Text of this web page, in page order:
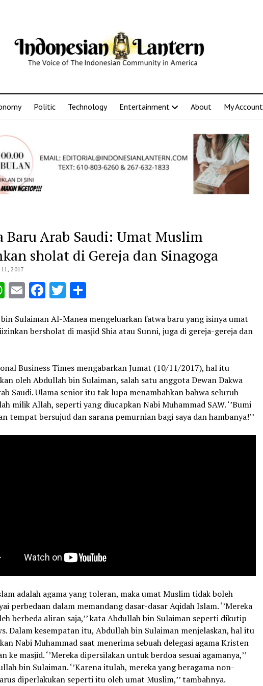
Politic Technology Entertainment About My Account
Baru Arab Saudi: Umat Muslim
sholat di Gereja dan Sinagoga
2017
WhatsApp
EmailFacebook
Twitter
Share
Sulaiman Al-Manea mengeluarkan fatwa baru yang isinya umat
bersholat di masjid Shia atau Sunni, juga di gereja-gereja dan
Business Times mengabarkan Jumat (10/11/2017), hal itu
oleh Abdullah bin Sulaiman, salah satu anggota Dewan Dakwa
Saudi. Ulama senior itu tak lupa menambahkan bahwa seluruh
milik Allah, seperti yang diucapkan Nabi Muhammad SAW. ‘’Bumi
tempat bersujud dan sarana pemurnian bagi saya dan hambanya!’’
adalah agama yang toleran, maka umat Muslim tidak boleh
perbedaan dalam memandang dasar-dasar Aqidah Islam. ‘’Mereka
berbeda aliran saja,’’ kata Abdullah bin Sulaiman seperti dikutip
Dalam kesempatan itu, Abdullah bin Sulaiman menjelaskan, hal itu
Nabi Muhammad saat menerima sebuah delegasi agama Kristen
ke masjid. ‘’Mereka dipersilakan untuk berdoa sesuai agamanya,’’
bin Sulaiman. ‘’Karena itulah, mereka yang beragama non-
diperlakukan seperti itu oleh umat Muslim,’’ tambahnya.